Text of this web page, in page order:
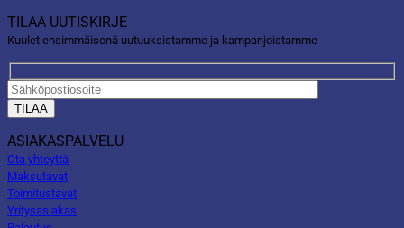
TILAA UUTISKIRJE
Kuulet ensimmäisenä uutuuksistamme ja kampanjoistamme
ASIAKASPALVELU
Ota yhteyttä
Maksutavat
Toimitustavat
Yritysasiakas